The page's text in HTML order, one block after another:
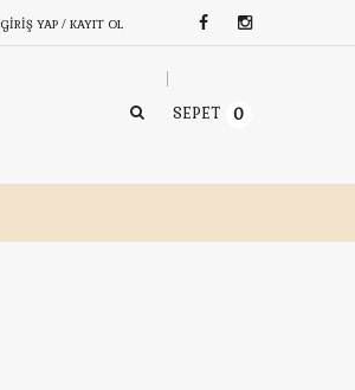
GIRIŞ YAP / KAYIT OL
SEPET 0